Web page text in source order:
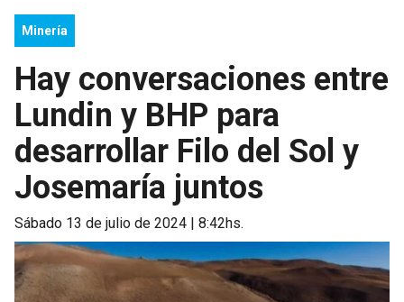
Minería
Hay conversaciones entre
Lundin y BHP para
desarrollar Filo del Sol y
Josemaría juntos
sábado 13 de julio de 2024 | 8:42hs.